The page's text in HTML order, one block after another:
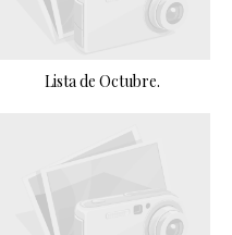
Lista de Octubre.